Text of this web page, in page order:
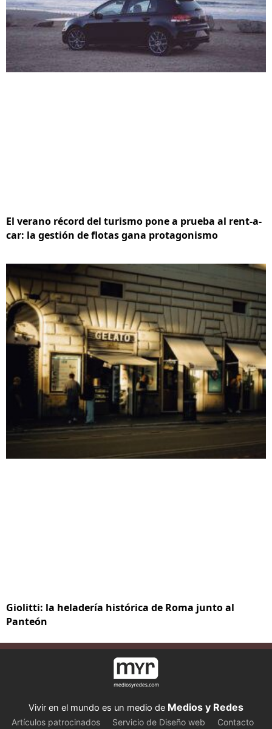
El verano récord del turismo pone a prueba al rent-a-
car: la gestión de flotas gana protagonismo
Giolitti: la heladería histórica de Roma junto al
Panteón
Vivir en el mundo es un medio de Medios y Redes
Artículos patrocinados Servicio de Diseño web Contacto